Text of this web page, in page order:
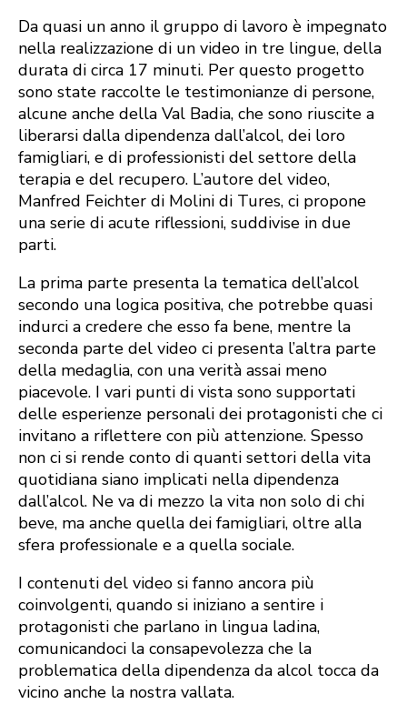
Da quasi un anno il gruppo di lavoro è impegnato
nella realizzazione di un video in tre lingue, della
durata di circa 17 minuti. Per questo progetto
sono state raccolte le testimonianze di persone,
alcune anche della Val Badia, che sono riuscite a
liberarsi dalla dipendenza dall’alcol, dei loro
famigliari, e di professionisti del settore della
terapia e del recupero. L’autore del video,
Manfred Feichter di Molini di Tures, ci propone
una serie di acute riflessioni, suddivise in due
parti.
La prima parte presenta la tematica dell’alcol
secondo una logica positiva, che potrebbe quasi
indurci a credere che esso fa bene, mentre la
seconda parte del video ci presenta l’altra parte
della medaglia, con una verità assai meno
piacevole. I vari punti di vista sono supportati
delle esperienze personali dei protagonisti che ci
invitano a riflettere con più attenzione. Spesso
non ci si rende conto di quanti settori della vita
quotidiana siano implicati nella dipendenza
dall’alcol. Ne va di mezzo la vita non solo di chi
beve, ma anche quella dei famigliari, oltre alla
sfera professionale e a quella sociale.
I contenuti del video si fanno ancora più
coinvolgenti, quando si iniziano a sentire i
protagonisti che parlano in lingua ladina,
comunicandoci la consapevolezza che la
problematica della dipendenza da alcol tocca da
vicino anche la nostra vallata.